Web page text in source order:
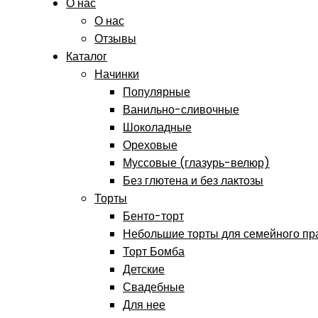
О нас
О нас
Отзывы
Каталог
Начинки
Популярные
Ванильно-сливочные
Шоколадные
Ореховые
Муссовые (глазурь-велюр)
Без глютена и без лактозы
Торты
Бенто-торт
Небольшие торты для семейного
Торт Бомба
Детские
Свадебные
Для нее